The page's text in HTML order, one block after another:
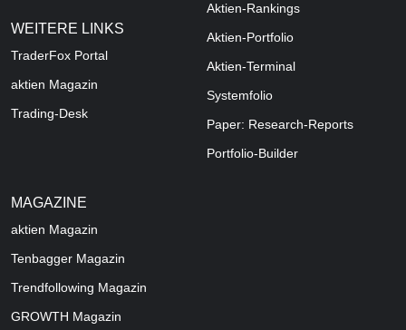
WEITERE LINKS
TraderFox Portal
aktien Magazin
Trading-Desk
Aktien-Rankings
Aktien-Portfolio
Aktien-Terminal
Systemfolio
Paper: Research-Reports
Portfolio-Builder
MAGAZINE
aktien Magazin
Tenbagger Magazin
Trendfollowing Magazin
GROWTH Magazin